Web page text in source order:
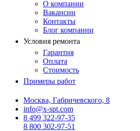
О компании
Вакансии
Контакты
Блог компании
Условия ремонта
Гарантия
Оплата
Стоимость
Примеры работ
Москва, Габричевского, 8
info@x-spt.com
8 499 322-97-35
8 800 302-97-51